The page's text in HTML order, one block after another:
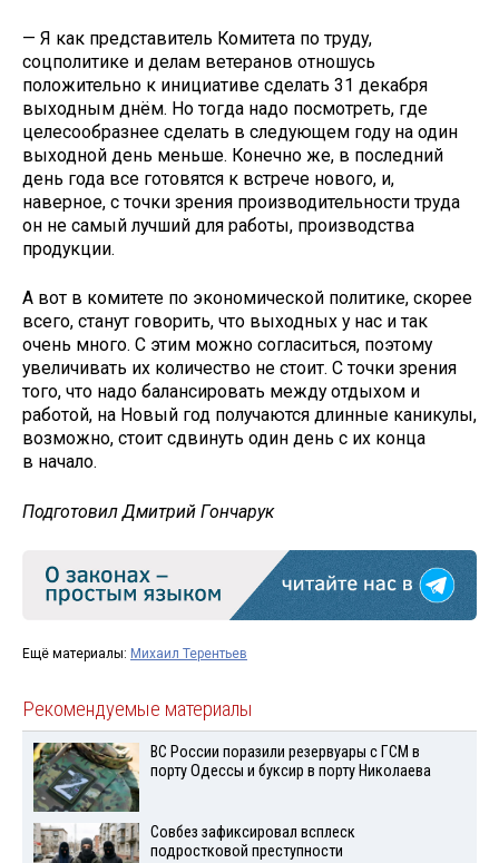
— Я как представитель Комитета по труду,
соцполитике и делам ветеранов отношусь
положительно к инициативе сделать 31 декабря
выходным днём. Но тогда надо посмотреть, где
целесообразнее сделать в следующем году на один
выходной день меньше. Конечно же, в последний
день года все готовятся к встрече нового, и,
наверное, с точки зрения производительности труда
он не самый лучший для работы, производства
продукции.
А вот в комитете по экономической политике, скорее
всего, станут говорить, что выходных у нас и так
очень много. С этим можно согласиться, поэтому
увеличивать их количество не стоит. С точки зрения
того, что надо балансировать между отдыхом и
работой, на Новый год получаются длинные каникулы,
возможно, стоит сдвинуть один день с их конца
в начало.
Подготовил Дмитрий Гончарук
Ещё материалы: Михаил Терентьев
Рекомендуемые материалы
ВС России поразили резервуары с ГСМ в
порту Одессы и буксир в порту Николаева
Совбез зафиксировал всплеск
подростковой преступности